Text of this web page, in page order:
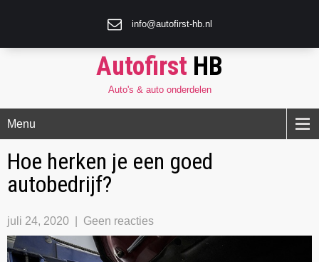
info@autofirst-hb.nl
Autofirst HB
Auto's & auto onderdelen
Menu
Hoe herken je een goed
autobedrijf?
juli 24, 2020 Geen reacties